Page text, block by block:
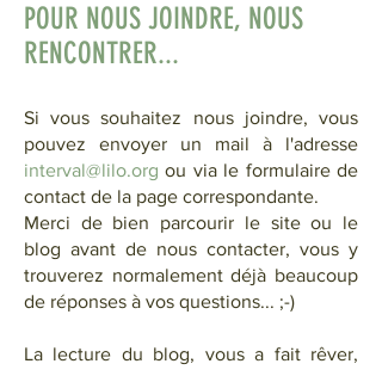
POUR NOUS JOINDRE, NOUS
RENCONTRER...
Si vous souhaitez nous joindre, vous
pouvez envoyer un mail à l'adresse
interval@lilo.org ou via le formulaire de
contact de la page correspondante.
Merci de bien parcourir le site ou le
blog avant de nous contacter, vous y
trouverez normalement déjà beaucoup
de réponses à vos questions... ;-)
La lecture du blog, vous a fait rêver,